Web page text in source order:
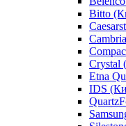
Bitto
Crystal
Etna
IDS